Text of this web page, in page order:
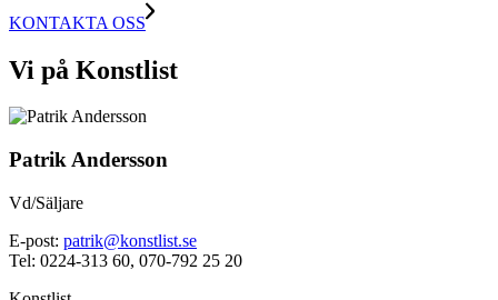
KONTAKTA OSS
Vi på Konstlist
Patrik Andersson
Vd/Säljare
E-post: patrik@konstlist.se
Tel: 0224-313 60, 070-792 25 20